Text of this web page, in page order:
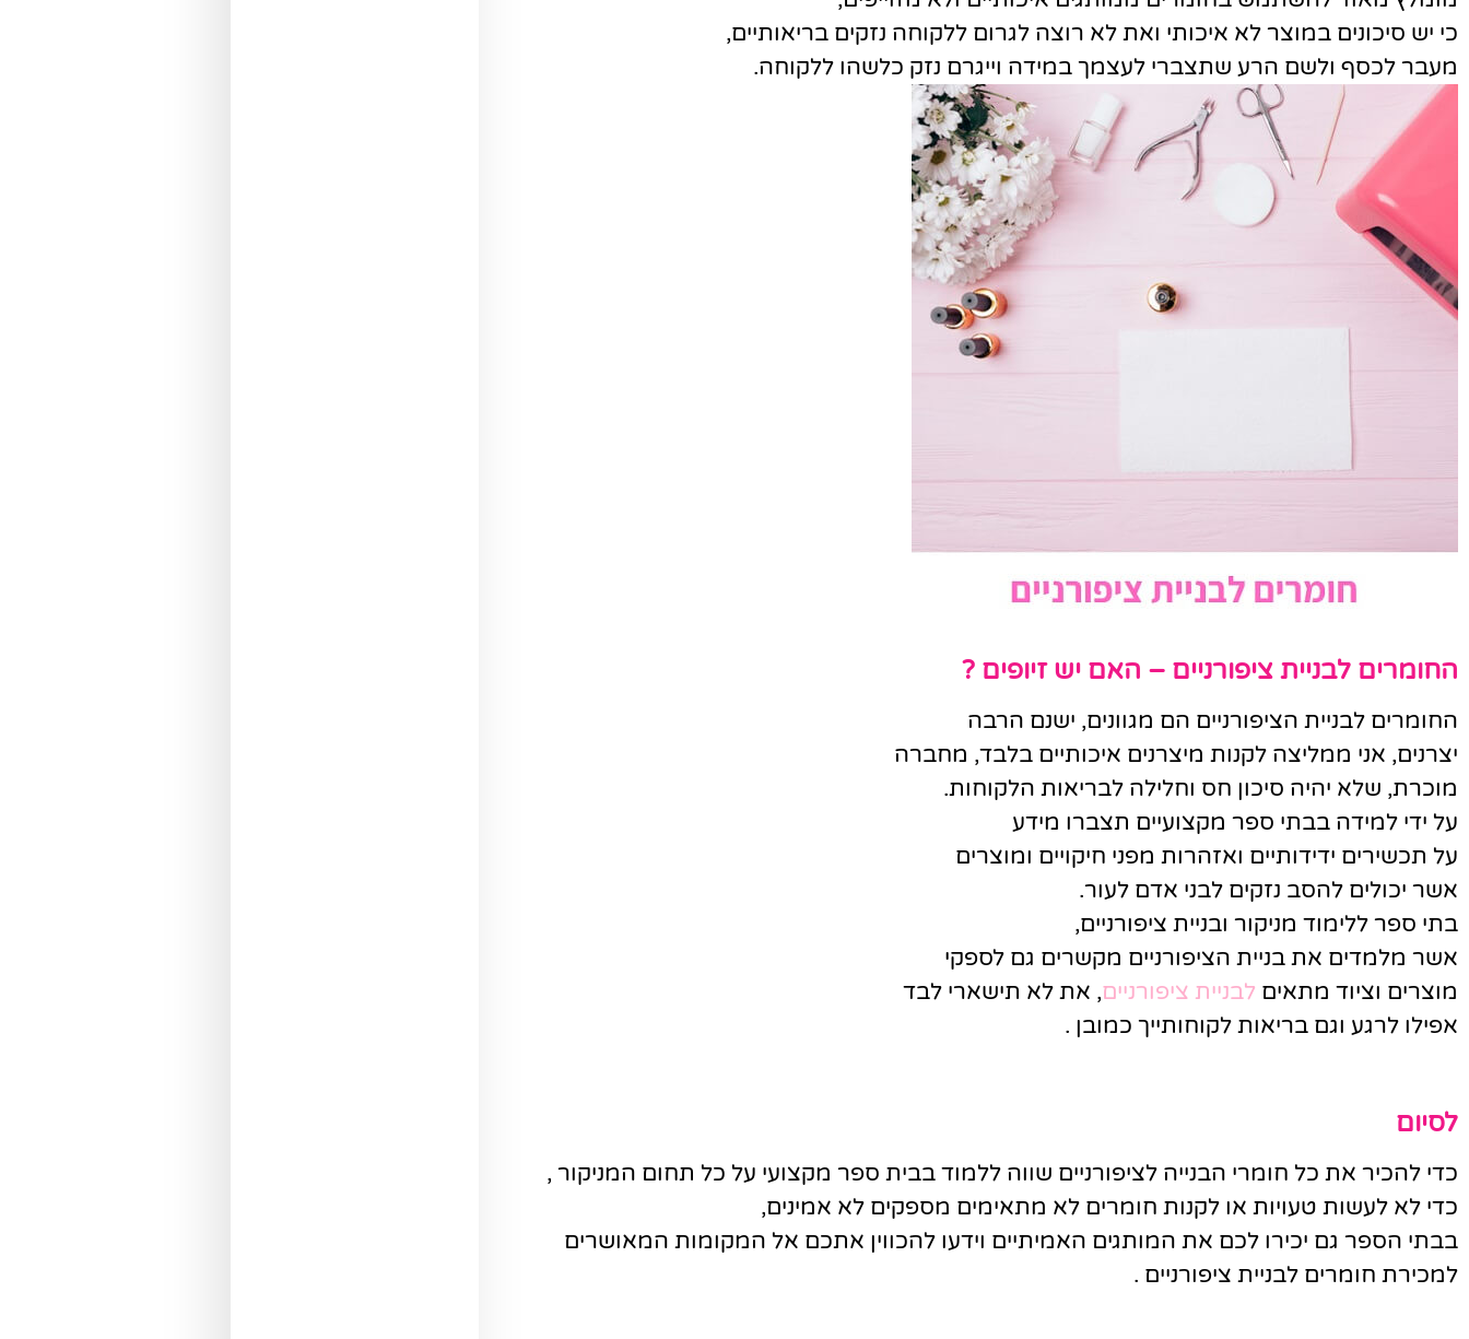
כי יש סיכונים במוצר לא איכותי ואת לא רוצה לגרום ללקוחה נזקים בריאותיים,
מעבר לכסף ולשם הרע שתצברי לעצמך במידה וייגרם נזק כלשהו ללקוחה.
החומרים לבניית ציפורניים – האם יש זיופים ?
החומרים לבניית הציפורניים הם מגוונים, ישנם הרבה
יצרנים, אני ממליצה לקנות מיצרנים איכותיים בלבד, מחברה
מוכרת, שלא יהיה סיכון חס וחלילה לבריאות הלקוחות.
על ידי למידה בבתי ספר מקצועיים תצברו מידע
על תכשירים ידידותיים ואזהרות מפני חיקויים ומוצרים
אשר יכולים להסב נזקים לבני אדם לעור.
בתי ספר ללימוד מניקור ובניית ציפורניים,
אשר מלמדים את בניית הציפורניים מקשרים גם לספקי
מוצרים וציוד מתאים לבניית ציפורניים, את לא תישארי לבד
אפילו לרגע וגם בריאות לקוחותייך כמובן .
לסיום
כדי להכיר את כל חומרי הבנייה לציפורניים שווה ללמוד בבית ספר מקצועי על כל תחום המניקור ,
כדי לא לעשות טעויות או לקנות חומרים לא מתאימים מספקים לא אמינים,
בבתי הספר גם יכירו לכם את המותגים האמיתיים וידעו להכווין אתכם אל המקומות המאושרים
למכירת חומרים לבניית ציפורניים .